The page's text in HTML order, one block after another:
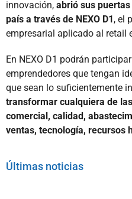
innovación, abrió sus
país a través de NEXO D1, el
empresarial aplicado al retail
En NEXO D1 podrán
emprendedores que tengan
que sean lo suficientemente
transformar cualquiera de
comercial, calidad,
ventas, tecnología, recursos
Últimas noticias